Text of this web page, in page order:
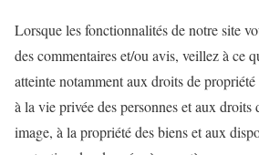
Lorsque les fonctionnalités de notre site
des commentaires et/ou avis, veillez à ce
atteinte notamment aux droits de
à la vie privée des personnes et aux droits
image, à la propriété des biens et aux